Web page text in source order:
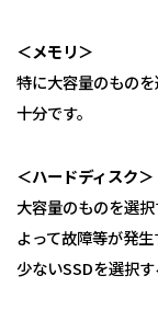
＜メモリ＞
特に大容量のもの
十分です。
＜ハードディスク＞
大容量のものを選
よって故障等が発
少ないSSDを選択す